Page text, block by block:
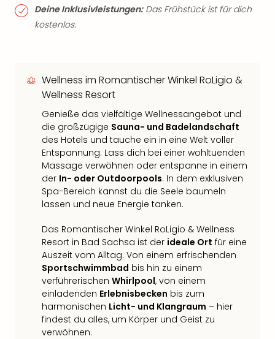
Deine Inklusivleistungen:Das Frühstück ist für dich
kostenlos.
Wellness im Romantischer Winkel RoLigio &
Wellness Resort
Genieße das vielfältige Wellnessangebot und
die großzügige Sauna- und Badelandschaft
des Hotels und tauche ein in eine Welt voller
Entspannung. Lass dich bei einer wohltuenden
Massage verwöhnen oder entspanne in einem
der In- oder Outdoorpools. In dem exklusiven
Spa-Bereich kannst du die Seele baumeln
lassen und neue Energie tanken.
Das Romantischer Winkel RoLigio & Wellness
Resort in Bad Sachsa ist der ideale Ort für eine
Auszeit vom Alltag. Von einem erfrischenden
Sportschwimmbad bis hin zu einem
verführerischen Whirlpool, von einem
einladenden Erlebnisbecken bis zum
harmonischen Licht- und Klangraum – hier
findest du alles, um Körper und Geist zu
verwöhnen.